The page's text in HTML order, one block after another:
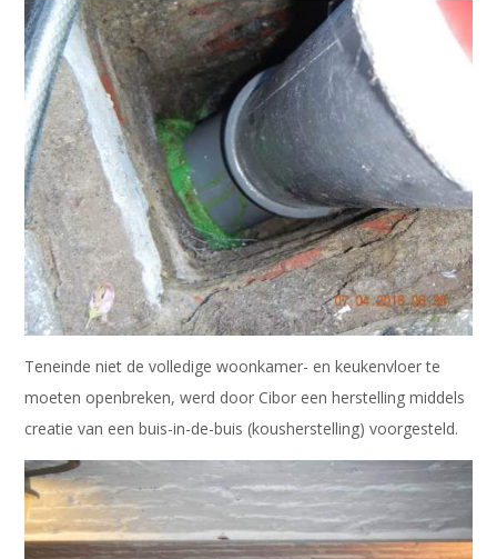
Teneinde niet de volledige woonkamer- en keukenvloer te
moeten openbreken, werd door Cibor een herstelling middels
creatie van een buis-in-de-buis (kousherstelling) voorgesteld.